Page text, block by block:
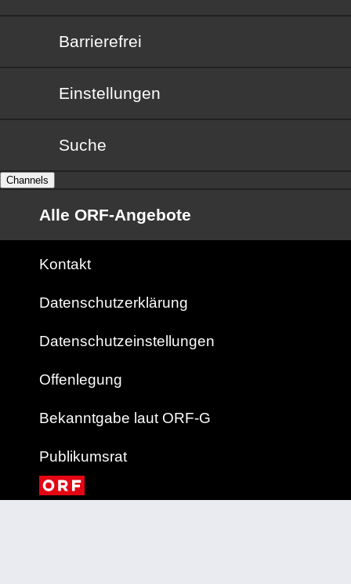
Barrierefrei
Barrierefrei
Einstellungen
Suche
Channels
Alle ORF-Angebote
Kontakt
Datenschutzerklärung
Datenschutzeinstellungen
Offenlegung
Bekanntgabe laut ORF-G
Publikumsrat